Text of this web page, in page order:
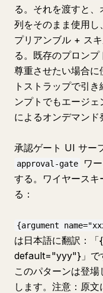
る。それを渡すと
列をそのまま使用
プリアンブル + ス
る。既存のプロン
尊重させたい場合
トストラップで引
ンプトでもエージェ
によるオンデマンド
承認ゲート UI サー
approval-gate ワ
する。ワイヤースキ
る：
{argument
は日本語に翻訳：
default="yyy"}」で
このパターンは登
します。注意：原文